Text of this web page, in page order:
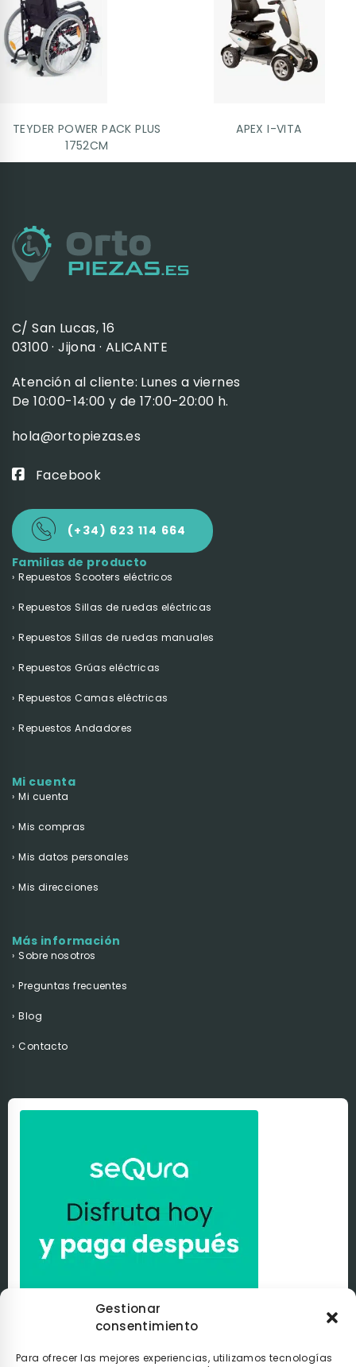
Gestionar
consentimiento
Para ofrecer las mejores experiencias, utilizamos tecnologías
TEYDER POWER PACK PLUS
1752CM
APEX I-VITA
C/ San Lucas, 16
03100 · Jijona · ALICANTE
Atención al cliente: Lunes a viernes
De 10:00-14:00 y de 17:00-20:00 h.
hola@ortopiezas.es
Facebook
(+34) 623 114 664
Familias de producto
Repuestos Scooters eléctricos
Repuestos Sillas de ruedas eléctricas
Repuestos Sillas de ruedas manuales
Repuestos Grúas eléctricas
Repuestos Camas eléctricas
Repuestos Andadores
Mi cuenta
Mi cuenta
Mis compras
Mis datos personales
Mis direcciones
Más información
Sobre nosotros
Preguntas frecuentes
Blog
Contacto
Paga a tu ritmo conseQura. Al comprar con nosotros
decides si pagarlo en el momento, después de recibir el